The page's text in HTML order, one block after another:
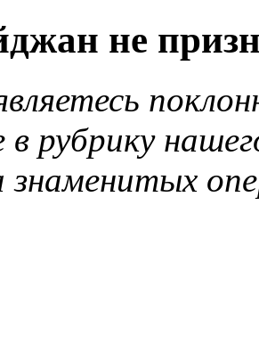
не
в рубрику
знаменитых